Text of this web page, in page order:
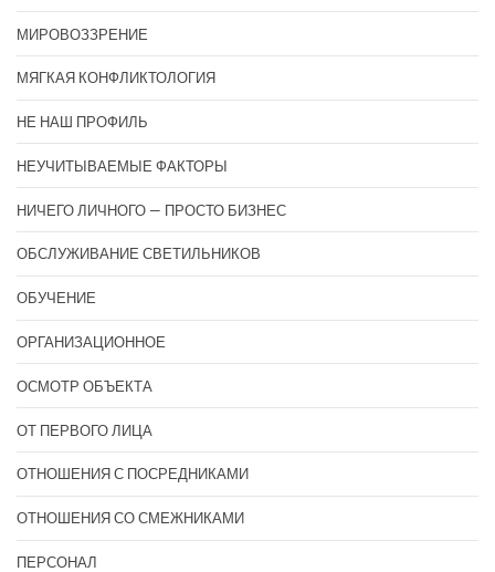
МИРОВОЗЗРЕНИЕ
МЯГКАЯ КОНФЛИКТОЛОГИЯ
НЕ НАШ ПРОФИЛЬ
НЕУЧИТЫВАЕМЫЕ ФАКТОРЫ
НИЧЕГО ЛИЧНОГО — ПРОСТО БИЗНЕС
ОБСЛУЖИВАНИЕ СВЕТИЛЬНИКОВ
ОБУЧЕНИЕ
ОРГАНИЗАЦИОННОЕ
ОСМОТР ОБЪЕКТА
ОТ ПЕРВОГО ЛИЦА
ОТНОШЕНИЯ С ПОСРЕДНИКАМИ
ОТНОШЕНИЯ СО СМЕЖНИКАМИ
ПЕРСОНАЛ